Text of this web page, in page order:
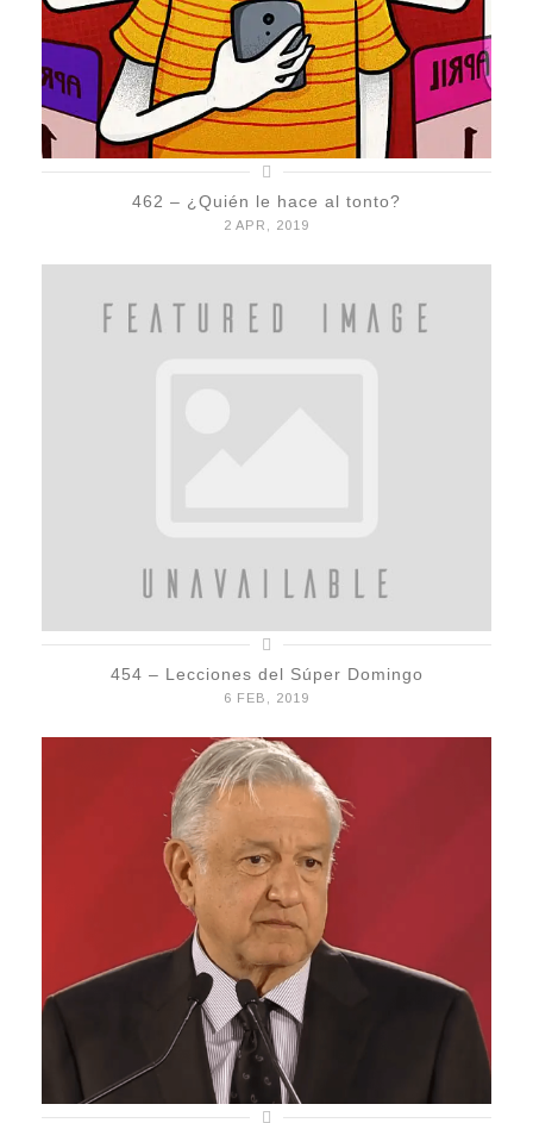
462 – ¿Quién le hace al tonto?
2 APR, 2019
454 – Lecciones del Súper Domingo
6 FEB, 2019